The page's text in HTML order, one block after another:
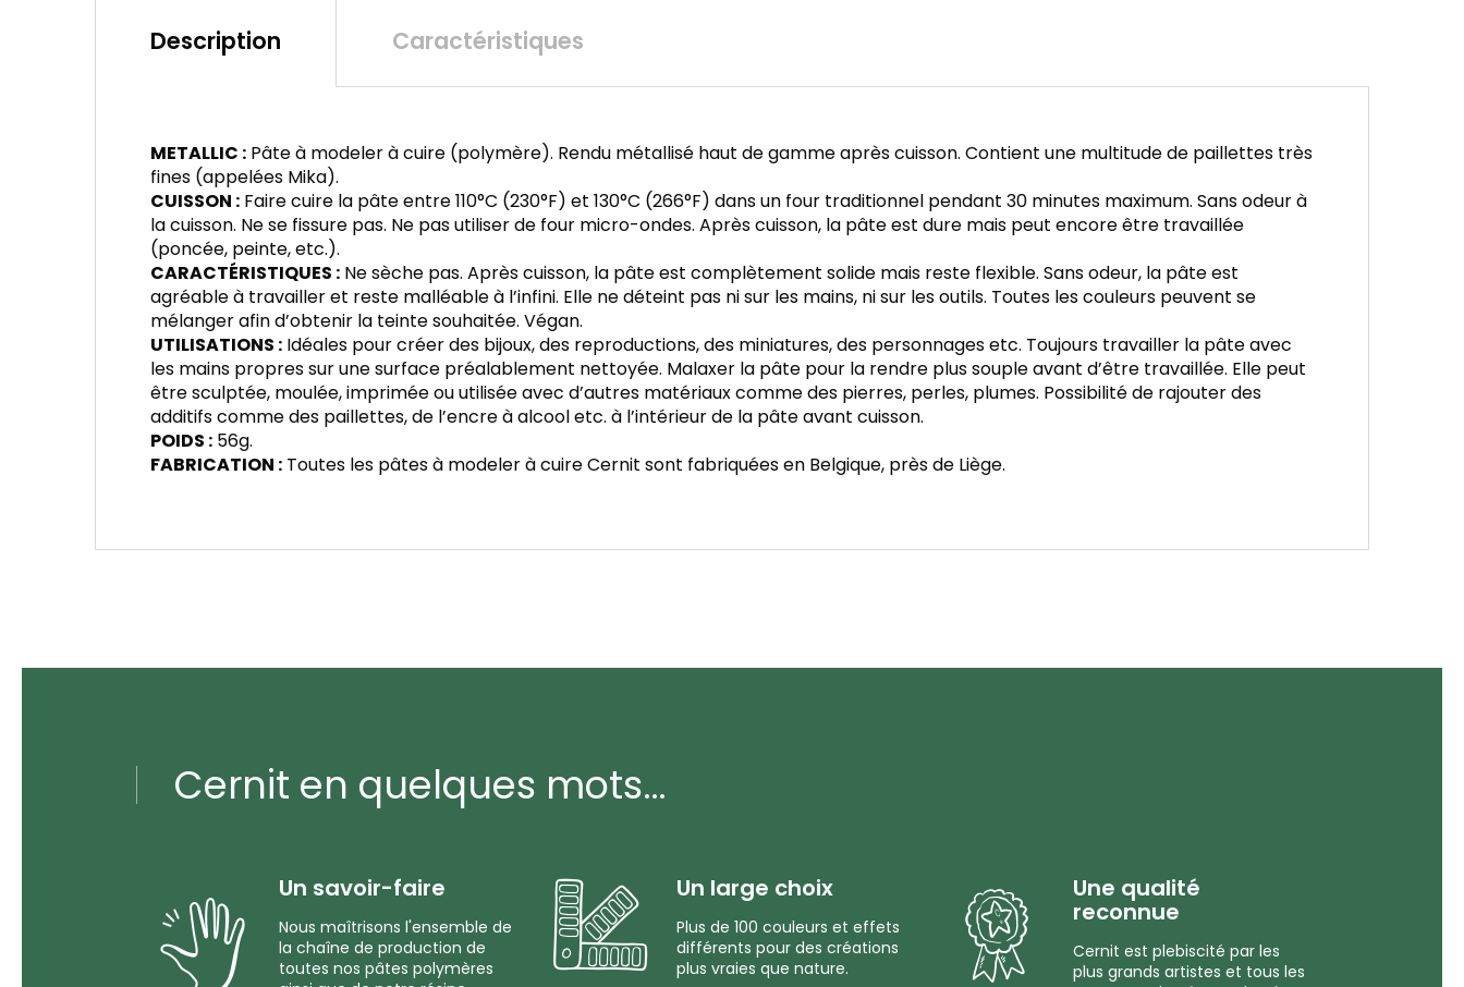
Description Caractéristiques
METALLIC : Pâte à modeler à cuire (polymère). Rendu métallisé haut de gamme après cuisson. Contient une multitude de paillettes très
fines (appelées Mika).
CUISSON : Faire cuire la pâte entre 110°C (230°F) et 130°C (266°F) dans un four traditionnel pendant 30 minutes maximum. Sans odeur à
la cuisson. Ne se fissure pas. Ne pas utiliser de four micro-ondes. Après cuisson, la pâte est dure mais peut encore être travaillée
(poncée, peinte, etc.).
CARACTÉRISTIQUES : Ne sèche pas. Après cuisson, la pâte est complètement solide mais reste flexible. Sans odeur, la pâte est
agréable à travailler et reste malléable à l’infini. Elle ne déteint pas ni sur les mains, ni sur les outils. Toutes les couleurs peuvent se
mélanger afin d’obtenir la teinte souhaitée. Végan.
UTILISATIONS : Idéales pour créer des bijoux, des reproductions, des miniatures, des personnages etc. Toujours travailler la pâte avec
les mains propres sur une surface préalablement nettoyée. Malaxer la pâte pour la rendre plus souple avant d’être travaillée. Elle peut
être sculptée, moulée, imprimée ou utilisée avec d’autres matériaux comme des pierres, perles, plumes. Possibilité de rajouter des
additifs comme des paillettes, de l’encre à alcool etc. à l’intérieur de la pâte avant cuisson.
POIDS : 56g.
FABRICATION : Toutes les pâtes à modeler à cuire Cernit sont fabriquées en Belgique, près de Liège.
Cernit en quelques mots…
Un savoir-faire
Nous maîtrisons l'ensemble de
la chaîne de production de
toutes nos pâtes polymères
Un large choix
Plus de 100 couleurs et effets
différents pour des créations
plus vraies que nature.
Une qualité
reconnue
Cernit est plebiscité par les
plus grands artistes et tous les